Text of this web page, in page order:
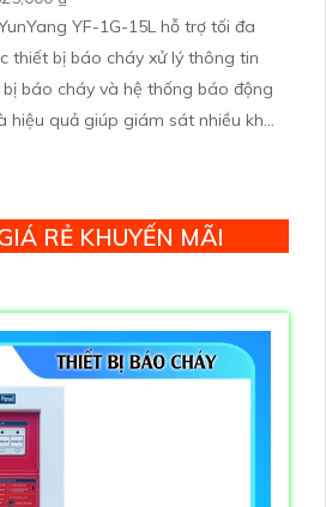
YF-1G-15L hỗ trợ tối đa
thiết bị báo cháy xử lý thông tin
báo cháy và hệ thống báo động
hiệu quả giúp giám sát nhiều khu
RẺ KHUYẾN MÃI